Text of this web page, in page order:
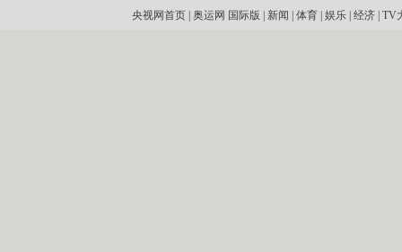
央视网首页| 奥运网 国际版 新闻 体育| 娱乐| 经济| TV